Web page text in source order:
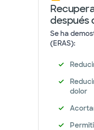
después
Se ha
(ERAS):
dolor